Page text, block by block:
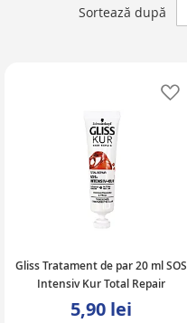
Sortează după
Gliss Tratament de par 20 ml SOS
Intensiv Kur Total Repair
5,90 lei